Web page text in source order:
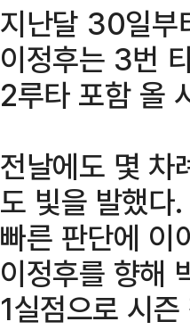
지난달 30일부
이정후는 3번
2루타 포함 올
전날에도 몇 차
도 빛을 발했다
빠른 판단에 이
이정후를 향해
1실점으로 시